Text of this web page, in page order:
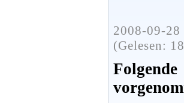
2008-09-
(Gelesen: